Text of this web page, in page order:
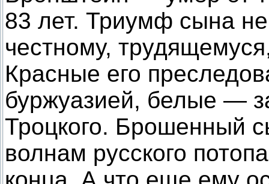
83 лет. Триумф сына
честному,
Красные его
буржуазией, белые —
Троцкого. Брошенный
волнам русского